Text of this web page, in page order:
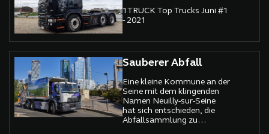
1TRUCK Top Trucks Juni #1
- 2021
Sauberer Abfall
Eine kleine Kommune an der
Seine mit dem klingenden
Namen Neuilly-sur-Seine
hat sich entschieden, die
Abfallsammlung zu